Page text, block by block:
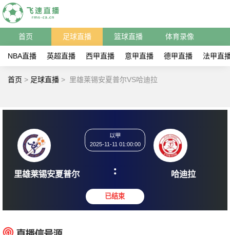
首页 足球直播 篮球直播 体育录像
NBA直播 英超直播 西甲直播 意甲直播 德甲直播 法甲直
首页 > 足球直播 > 里雄莱锡安夏普尔VS哈迪拉
里雄莱锡安夏普尔
2025-11-11 01:00:00
: 哈